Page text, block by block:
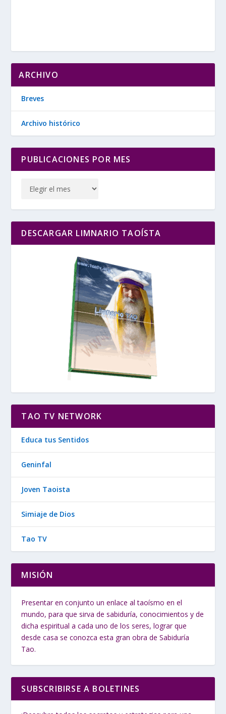
ARCHIVO
Breves
Archivo histórico
PUBLICACIONES POR MES
DESCARGAR LIMNARIO TAOÍSTA
TAO TV NETWORK
Educa tus Sentidos
Geninfal
Joven Taoista
Simiaje de Dios
Tao TV
MISIÓN
Presentar en conjunto un enlace al taoísmo en el
mundo, para que sirva de sabiduría, conocimientos y de
dicha espiritual a cada uno de los seres, lograr que
desde casa se conozca esta gran obra de Sabiduría
Tao.
SUBSCRIBIRSE A BOLETINES